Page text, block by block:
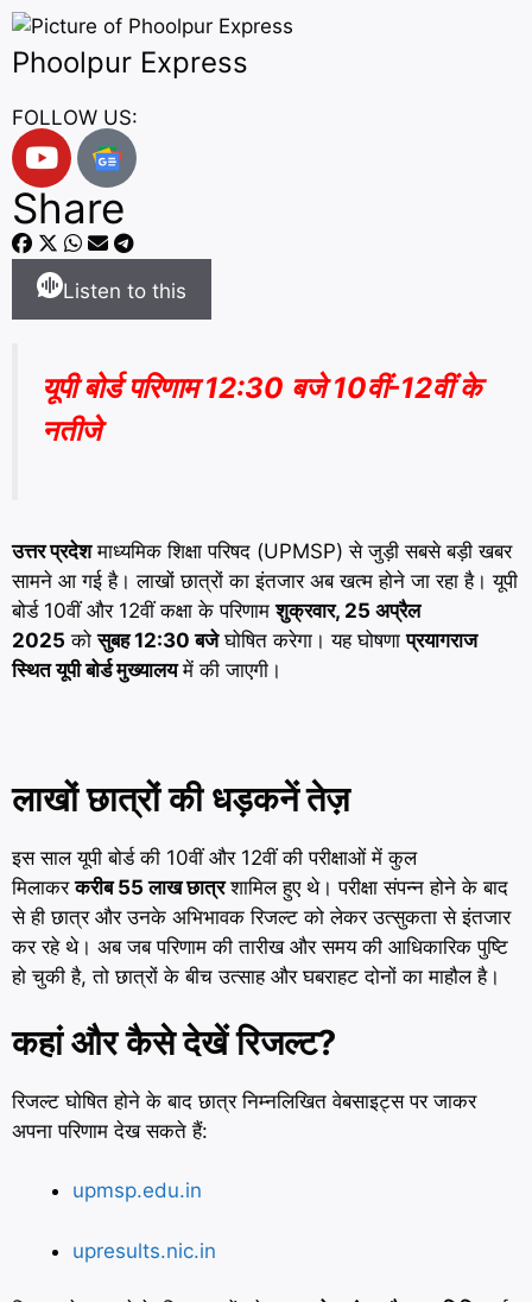
Phoolpur Express
FOLLOW US:
Share
Listen to this
यूपी बोर्ड परिणाम 12:30 बजे 10वीं-12वीं के
नतीजे
उत्तर प्रदेशमाध्यमिक शिक्षा परिषद (UPMSP) से जुड़ी सबसे बड़ी खबर
सामने आ गई है। लाखों छात्रों का इंतजार अब खत्म होने जा रहा है। यूपी
बोर्ड 10वीं और 12वीं कक्षा के परिणामशुक्रवार, 25 अप्रैल
2025 कोसुबह 12:30 बजेघोषित करेगा। यह घोषणाप्रयागराज
स्थित यूपी बोर्ड मुख्यालयमें की जाएगी।
लाखों छात्रों की धड़कनें तेज़
इस साल यूपी बोर्ड की 10वीं और 12वीं की परीक्षाओं में कुल
मिलाकरकरीब 55 लाख छात्रशामिल हुए थे। परीक्षा संपन्न होने के बाद
से ही छात्र और उनके अभिभावक रिजल्ट को लेकर उत्सुकता से इंतजार
कर रहे थे। अब जब परिणाम की तारीख और समय की आधिकारिक पुष्टि
हो चुकी है, तो छात्रों के बीच उत्साह और घबराहट दोनों का माहौल है।
कहां और कैसे देखें रिजल्ट?
रिजल्ट घोषित होने के बाद छात्र निम्नलिखित वेबसाइट्स पर जाकर
अपना परिणाम देख सकते हैं:
upmsp.edu.in
upresults.nic.in